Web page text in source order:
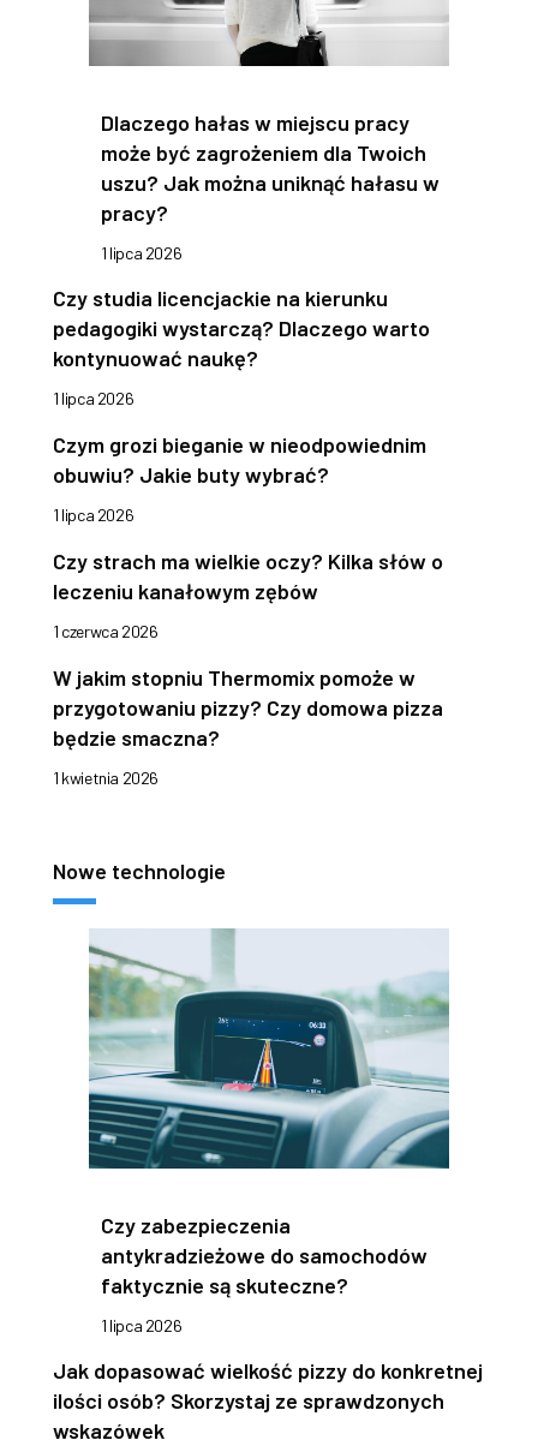
Dlaczego hałas w miejscu pracy
może być zagrożeniem dla Twoich
uszu? Jak można uniknąć hałasu w
pracy?
1 lipca 2026
Czy studia licencjackie na kierunku
pedagogiki wystarczą? Dlaczego warto
kontynuować naukę?
1 lipca 2026
Czym grozi bieganie w nieodpowiednim
obuwiu? Jakie buty wybrać?
1 lipca 2026
Czy strach ma wielkie oczy? Kilka słów o
leczeniu kanałowym zębów
1 czerwca 2026
W jakim stopniu Thermomix pomoże w
przygotowaniu pizzy? Czy domowa pizza
będzie smaczna?
1 kwietnia 2026
Nowe technologie
Czy zabezpieczenia
antykradzieżowe do samochodów
faktycznie są skuteczne?
1 lipca 2026
Jak dopasować wielkość pizzy do konkretnej
ilości osób? Skorzystaj ze sprawdzonych
wskazówek